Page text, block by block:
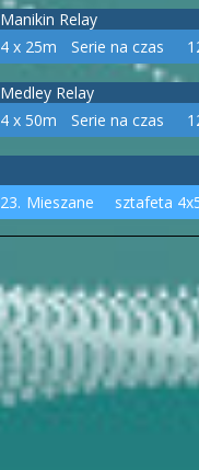
Manikin Relay
4 x 25m
Serie na czas
Medley Relay
4 x 50m
Serie na czas
23. Mieszane sztafeta